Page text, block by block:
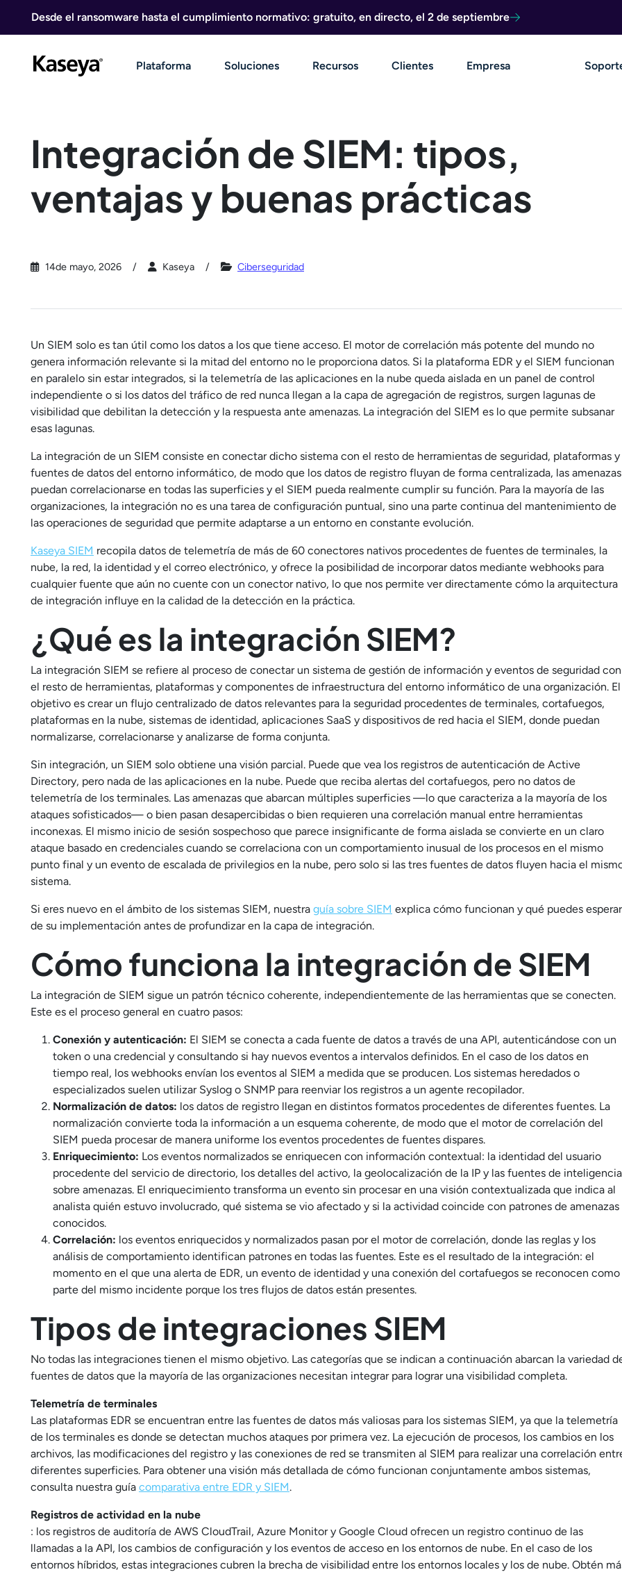
Desde el ransomware hasta el cumplimiento normativo: gratuito, en directo, el 2 de septiembre
Plataforma Soluciones Recursos Clientes Empresa
Integración de SIEM: tipos,
ventajas y buenas prácticas
14de mayo, 2026 Kaseya Ciberseguridad
Un SIEM solo es tan útil como los datos a los que tiene acceso. El motor de correlación más potente del mundo no
genera información relevante si la mitad del entorno no le proporciona datos. Si la plataforma EDR y el SIEM funcionan
en paralelo sin estar integrados, si la telemetría de las aplicaciones en la nube queda aislada en un panel de control
independiente o si los datos del tráfico de red nunca llegan a la capa de agregación de registros, surgen lagunas de
visibilidad que debilitan la detección y la respuesta ante amenazas. La integración del SIEM es lo que permite subsanar
esas lagunas.
La integración de un SIEM consiste en conectar dicho sistema con el resto de herramientas de seguridad, plataformas y
fuentes de datos del entorno informático, de modo que los datos de registro fluyan de forma centralizada, las amenazas
puedan correlacionarse en todas las superficies y el SIEM pueda realmente cumplir su función. Para la mayoría de las
organizaciones, la integración no es una tarea de configuración puntual, sino una parte continua del mantenimiento de
las operaciones de seguridad que permite adaptarse a un entorno en constante evolución.
Kaseya SIEM recopila datos de telemetría de más de 60 conectores nativos procedentes de fuentes de terminales, la
nube, la red, la identidad y el correo electrónico, y ofrece la posibilidad de incorporar datos mediante webhooks para
cualquier fuente que aún no cuente con un conector nativo, lo que nos permite ver directamente cómo la arquitectura
de integración influye en la calidad de la detección en la práctica.
¿Qué es la integración SIEM?
La integración SIEM se refiere al proceso de conectar un sistema de gestión de información y eventos de seguridad con
el resto de herramientas, plataformas y componentes de infraestructura del entorno informático de una organización. El
objetivo es crear un flujo centralizado de datos relevantes para la seguridad procedentes de terminales, cortafuegos,
plataformas en la nube, sistemas de identidad, aplicaciones SaaS y dispositivos de red hacia el SIEM, donde puedan
normalizarse, correlacionarse y analizarse de forma conjunta.
Sin integración, un SIEM solo obtiene una visión parcial. Puede que vea los registros de autenticación de Active
Directory, pero nada de las aplicaciones en la nube. Puede que reciba alertas del cortafuegos, pero no datos de
telemetría de los terminales. Las amenazas que abarcan múltiples superficies —lo que caracteriza a la mayoría de los
ataques sofisticados— o bien pasan desapercibidas o bien requieren una correlación manual entre herramientas
inconexas. El mismo inicio de sesión sospechoso que parece insignificante de forma aislada se convierte en un claro
ataque basado en credenciales cuando se correlaciona con un comportamiento inusual de los procesos en el mismo
punto final y un evento de escalada de privilegios en la nube, pero solo si las tres fuentes de datos fluyen hacia el
sistema.
Si eres nuevo en el ámbito de los sistemas SIEM, nuestra guía sobre SIEM explica cómo funcionan y qué puedes esperar
de su implementación antes de profundizar en la capa de integración.
Cómo funciona la integración de SIEM
La integración de SIEM sigue un patrón técnico coherente, independientemente de las herramientas que se conecten.
Este es el proceso general en cuatro pasos:
Conexión y autenticación: El SIEM se conecta a cada fuente de datos a través de una API, autenticándose con un
token o una credencial y consultando si hay nuevos eventos a intervalos definidos. En el caso de los datos en
tiempo real, los webhooks envían los eventos al SIEM a medida que se producen. Los sistemas heredados o
especializados suelen utilizar Syslog o SNMP para reenviar los registros a un agente recopilador.
Normalización de datos: los datos de registro llegan en distintos formatos procedentes de diferentes fuentes. La
normalización convierte toda la información a un esquema coherente, de modo que el motor de correlación del
SIEM pueda procesar de manera uniforme los eventos procedentes de fuentes dispares.
Enriquecimiento: Los eventos normalizados se enriquecen con información contextual: la identidad del usuario
procedente del servicio de directorio, los detalles del activo, la geolocalización de la IP y las fuentes de inteligencia
sobre amenazas. El enriquecimiento transforma un evento sin procesar en una visión contextualizada que indica al
analista quién estuvo involucrado, qué sistema se vio afectado y si la actividad coincide con patrones de amenazas
conocidos.
Correlación: los eventos enriquecidos y normalizados pasan por el motor de correlación, donde las reglas y los
análisis de comportamiento identifican patrones en todas las fuentes. Este es el resultado de la integración: el
momento en el que una alerta de EDR, un evento de identidad y una conexión del cortafuegos se reconocen como
parte del mismo incidente porque los tres flujos de datos están presentes.
Tipos de integraciones SIEM
No todas las integraciones tienen el mismo objetivo. Las categorías que se indican a continuación abarcan la variedad
fuentes de datos que la mayoría de las organizaciones necesitan integrar para lograr una visibilidad completa.
Telemetría de terminales
Las plataformas EDR se encuentran entre las fuentes de datos más valiosas para los sistemas SIEM, ya que la telemetría
de los terminales es donde se detectan muchos ataques por primera vez. La ejecución de procesos, los cambios en los
archivos, las modificaciones del registro y las conexiones de red se transmiten al SIEM para realizar una correlación
diferentes superficies. Para obtener una visión más detallada de cómo funcionan conjuntamente ambos sistemas,
consulta nuestra guía comparativa entre EDR y SIEM.
Registros de actividad en la nube
: los registros de auditoría de AWS CloudTrail, Azure Monitor y Google Cloud ofrecen un registro continuo de las
llamadas a la API, los cambios de configuración y los eventos de acceso en los entornos de nube. En el caso de los
entornos híbridos, estas integraciones cubren la brecha de visibilidad entre los entornos locales y los de nube. Obtén